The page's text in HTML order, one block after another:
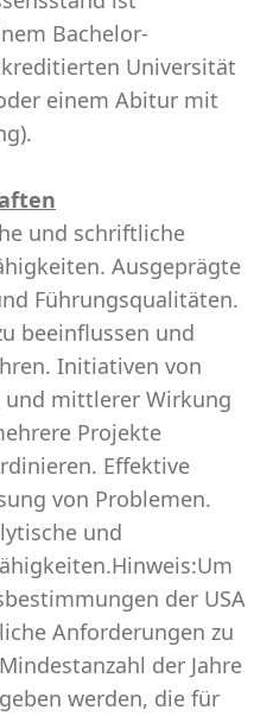
Bachelor-
Universität
einem Abitur mit
und schriftliche
Ausgeprägte
Führungsqualitäten.
beeinflussen und
Initiativen von
mittlerer Wirkung
Projekte
Effektive
von Problemen.
und
der USA
Anforderungen zu
der Jahre
werden, die für